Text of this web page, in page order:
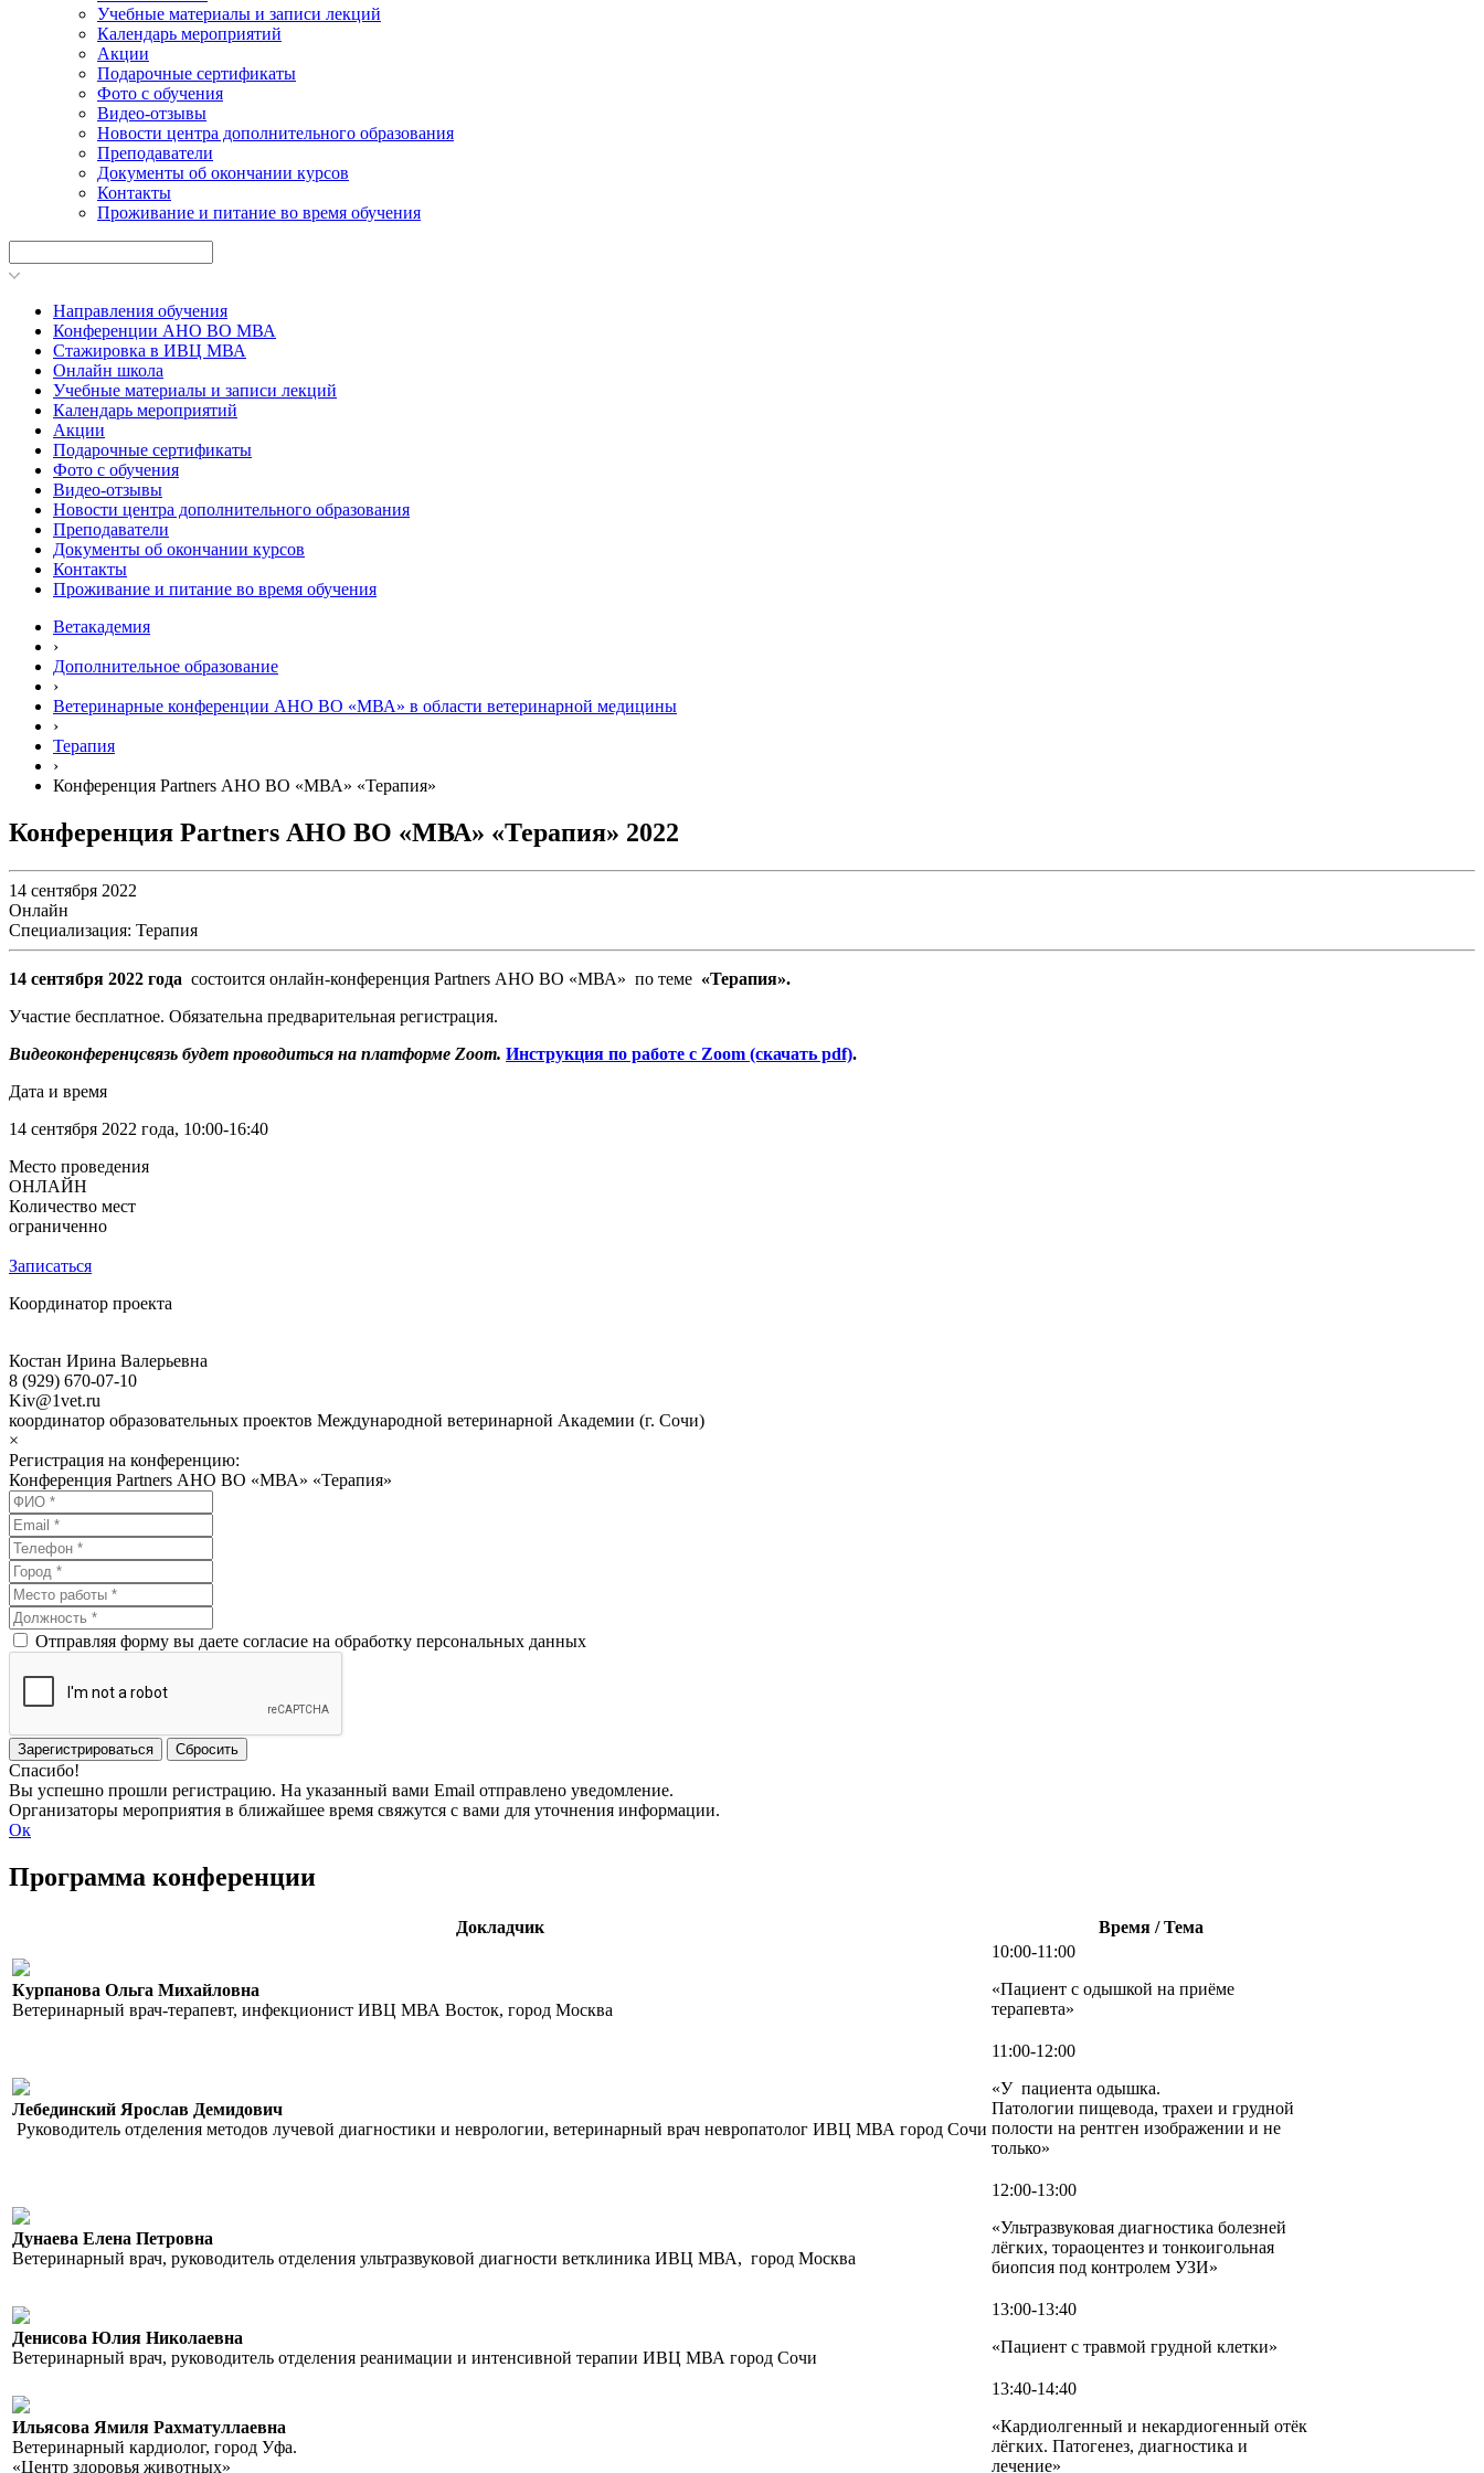
Учебные материалы и записи лекций
Календарь мероприятий
Акции
Подарочные сертификаты
Фото с обучения
Видео-отзывы
Новости центра дополнительного образования
Преподаватели
Документы об окончании курсов
Контакты
Проживание и питание во время обучения
Направления обучения
Конференции АНО ВО МВА
Стажировка в ИВЦ МВА
Онлайн школа
Учебные материалы и записи лекций
Календарь мероприятий
Акции
Подарочные сертификаты
Фото с обучения
Видео-отзывы
Новости центра дополнительного образования
Преподаватели
Документы об окончании курсов
Контакты
Проживание и питание во время обучения
Ветакадемия
›
Дополнительное образование
›
Ветеринарные конференции АНО ВО «МВА» в области ветеринарной медицины
›
Терапия
›
Конференция Partners АНО ВО «МВА» «Терапия»
Конференция Partners АНО ВО «МВА» «Терапия» 2022
14 сентября 2022
Онлайн
Специализация: Терапия
14 сентября 2022 года состоится онлайн-конференция Partners АНО ВО «МВА» по теме «Терапия».
Участие бесплатное. Обязательна предварительная регистрация.
Видеоконференцсвязь будет проводиться на платформе Zoom. Инструкция по работе с Zoom (скачать pdf).
Дата и время
14 сентября 2022 года, 10:00-16:40
Место проведения
ОНЛАЙН
Количество мест
ограниченно
Записаться
Координатор проекта
Костан Ирина Валерьевна
8 (929) 670-07-10
Kiv@1vet.ru
координатор образовательных проектов Международной ветеринарной Академии (г. Сочи)
×
Регистрация на конференцию:
Конференция Partners АНО ВО «МВА» «Терапия»
Отправляя форму вы даете согласие на обработку персональных данных
Зарегистрироваться Сбросить
Спасибо!
Вы успешно прошли регистрацию. На указанный вами Email отправлено уведомление.
Организаторы мероприятия в ближайшее время свяжутся с вами для уточнения информации.
Ок
Программа конференции
Докладчик Время / Тема
Курпанова Ольга Михайловна
Ветеринарный врач-терапевт, инфекционист ИВЦ МВА Восток, город Москва
10:00-11:00
«Пациент с одышкой на приёме
терапевта»
Лебединский Ярослав Демидович
Руководитель отделения методов лучевой диагностики и неврологии, ветеринарный врач невропатолог ИВЦ МВА город Сочи
11:00-12:00
«У пациента одышка.
Патологии пищевода, трахеи и грудной
полости на рентген изображении и не
только»
Дунаева Елена Петровна
Ветеринарный врач, руководитель отделения ультразвуковой диагности ветклиника ИВЦ МВА, город Москва
12:00-13:00
«Ультразвуковая диагностика болезней
лёгких, тораоцентез и тонкоигольная
биопсия под контролем УЗИ»
Денисова Юлия Николаевна
Ветеринарный врач, руководитель отделения реанимации и интенсивной терапии ИВЦ МВА город Сочи
13:00-13:40
«Пациент с травмой грудной клетки»
Ильясова Ямиля Рахматуллаевна
Ветеринарный кардиолог, город Уфа.
«Центр здоровья животных»
13:40-14:40
«Кардиолгенный и некардиогенный отёк
лёгких. Патогенез, диагностика и
лечение»